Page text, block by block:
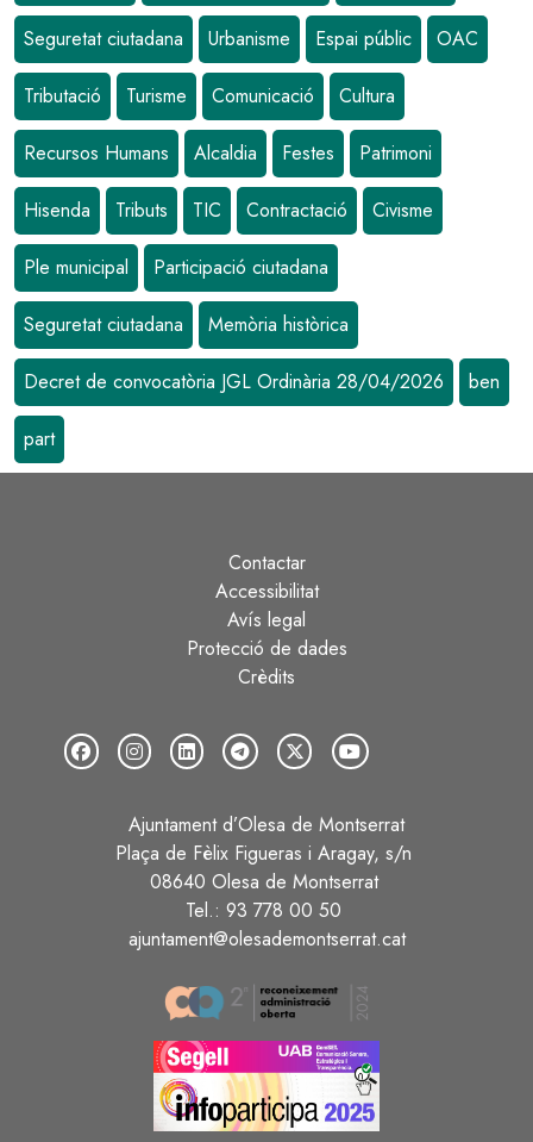
Seguretat ciutadana Urbanisme Espai públic OAC
Tributació Turisme Comunicació Cultura
Recursos Humans Alcaldia Festes Patrimoni
Hisenda Tributs TIC Contractació Civisme
Ple municipal Participació ciutadana
Seguretat ciutadana Memòria històrica
Decret de convocatòria JGL Ordinària 28/04/2026 ben
part
Contactar
Accessibilitat
Avís legal
Protecció de dades
Crèdits
Ajuntament d’Olesa de Montserrat
Plaça de Fèlix Figueras i Aragay, s/n
08640 Olesa de Montserrat
Tel.: 93 778 00 50
ajuntament@olesademontserrat.cat
Image
Image